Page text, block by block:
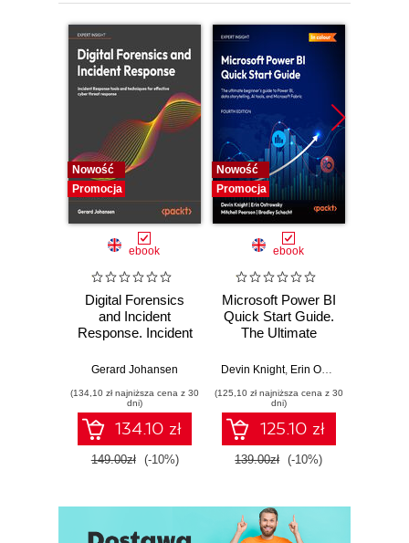
Nowość
Promocja
ebook
Digital Forensics
and Incident
Response. Incident
and techniques for
threat response -
Fourth Edition
Gerard Johansen
(134,10 zł najniższa cena z 30
dni)
134.10 zł
149.00zł (-10%)
Nowość
Promocja
ebook
Microsoft Power BI
Quick Start Guide.
The Ultimate
to Power BI, Data
Tools, and
Microsoft Fabric -
Fourth Edition
Devin Knight, Erin Ostrowsky
(125,10 zł najniższa cena z 30
dni)
125.10 zł
139.00zł (-10%)